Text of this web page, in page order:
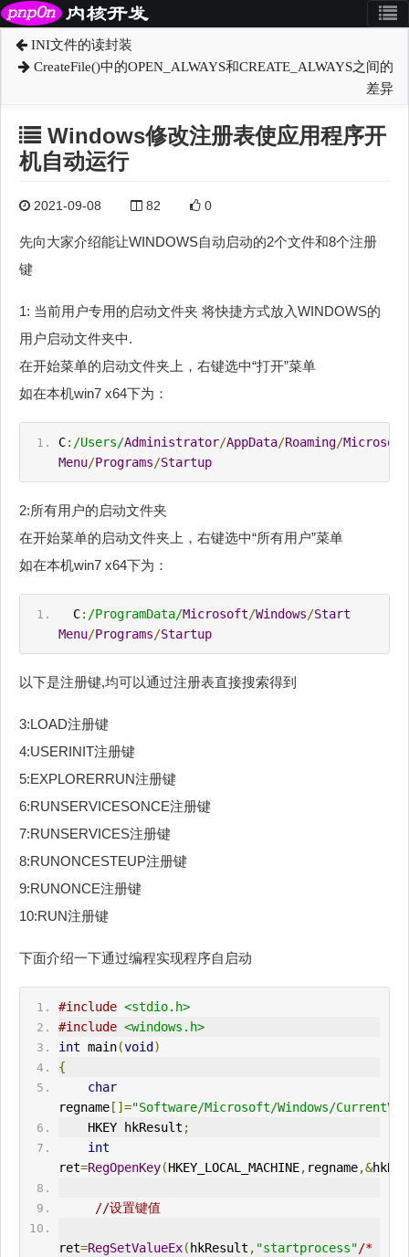
INI文件的读封装
CreateFile()中的OPEN_ALWAYS和CREATE_ALWAYS之间的
差异
Windows修改注册表使应用程序开
机自动运行
2021-09-08 82 0
先向大家介绍能让WINDOWS自动启动的2个文件和8个注册
键
1: 当前用户专用的启动文件夹 将快捷方式放入WINDOWS的
用户启动文件夹中.
在开始菜单的启动文件夹上，右键选中“打开”菜单
如在本机win7 x64下为：
C: /Users/Administrator/AppData/Roaming/Microsoft
Menu/Programs/Startup
2:所有用户的启动文件夹
在开始菜单的启动文件夹上，右键选中“所有用户”菜单
如在本机win7 x64下为：
  C
: /ProgramData/Microsoft/Windows/Start
Menu/Programs/Startup
以下是注册键,均可以通过注册表直接搜索得到
3:LOAD注册键
4:USERINIT注册键
5:EXPLORERRUN注册键
6:RUNSERVICESONCE注册键
7:RUNSERVICES注册键
8:RUNONCESTEUP注册键
9:RUNONCE注册键
10:RUN注册键
下面介绍一下通过编程实现程序自启动
#include <stdio.h>
#include <windows.h>
int main(void )
{
char
regname[]="Software/Microsoft/Windows/
    HKEY hkResult
;
int
ret=RegOpenKey(HKEY_LOCAL_MACHINE, regname,&
//设置键值
ret=RegSetValueEx( hkResult , "startprocess"/*